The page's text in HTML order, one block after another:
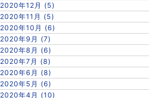
2020年12月 (5)
2020年11月 (5)
2020年10月 (6)
2020年9月 (7)
2020年8月 (6)
2020年7月 (8)
2020年6月 (8)
2020年5月 (6)
2020年4月 (10)